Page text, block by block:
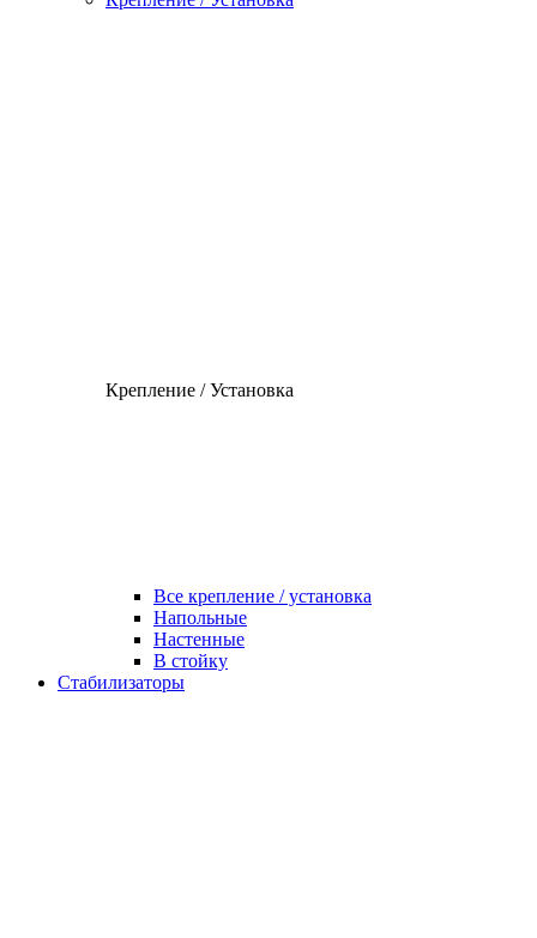
Крепление / Установка
Все крепление / установка
Напольные
Настенные
В стойку
Стабилизаторы